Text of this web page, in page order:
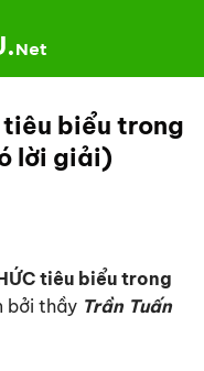
tiêu biểu trong
lời giải)
tiêu biểu trong
bởi thầy Trần Tuấn